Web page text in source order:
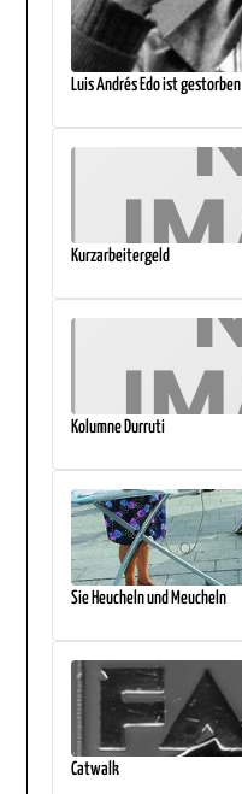
Luis Andrés Edo ist gestorben
Kurzarbeitergeld
Kolumne Durruti
Sie Heucheln und Meucheln
Catwalk